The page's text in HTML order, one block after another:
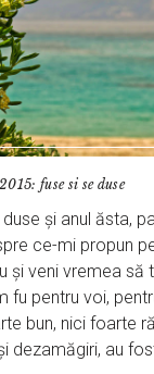
2015: fuse si se duse
și anul ăsta,
ce-mi propun
și veni vremea să
fu pentru voi,
bun, nici foarte
dezamăgiri, au